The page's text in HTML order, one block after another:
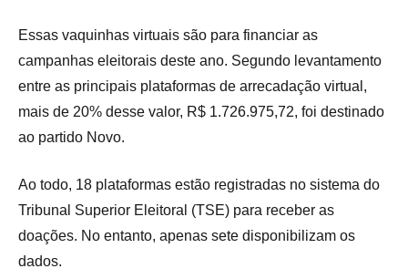
Essas vaquinhas virtuais são para financiar as
campanhas eleitorais deste ano. Segundo levantamento
entre as principais plataformas de arrecadação virtual,
mais de 20% desse valor, R$ 1.726.975,72, foi destinado
ao partido Novo.
Ao todo, 18 plataformas estão registradas no sistema do
Tribunal Superior Eleitoral (TSE) para receber as
doações. No entanto, apenas sete disponibilizam os
dados.